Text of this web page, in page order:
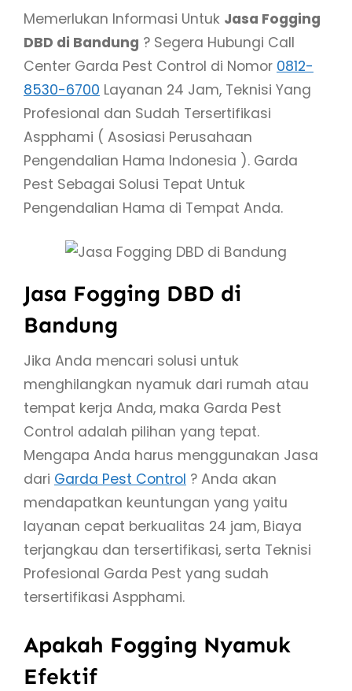
Memerlukan Informasi Untuk Jasa Fogging
DBD di Bandung ? Segera Hubungi Call
Center Garda Pest Control di Nomor 0812-
8530-6700 Layanan 24 Jam, Teknisi Yang
Profesional dan Sudah Tersertifikasi
Aspphami ( Asosiasi Perusahaan
Pengendalian Hama Indonesia ). Garda
Pest Sebagai Solusi Tepat Untuk
Pengendalian Hama di Tempat Anda.
Jasa Fogging DBD di
Bandung
Jika Anda mencari solusi untuk
menghilangkan nyamuk dari rumah atau
tempat kerja Anda, maka Garda Pest
Control adalah pilihan yang tepat.
Mengapa Anda harus menggunakan Jasa
dari Garda Pest Control ? Anda akan
mendapatkan keuntungan yang yaitu
layanan cepat berkualitas 24 jam, Biaya
terjangkau dan tersertifikasi, serta Teknisi
Profesional Garda Pest yang sudah
tersertifikasi Aspphami.
Apakah Fogging Nyamuk
Efektif